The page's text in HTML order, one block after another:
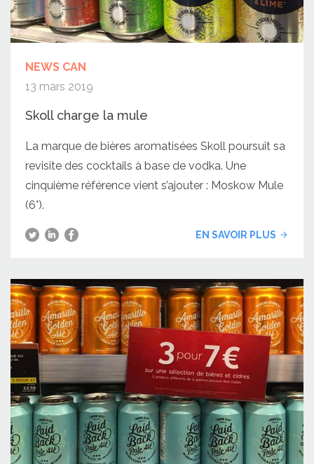
NEWS CAN
13 mars 2019
Skoll charge la mule
La marque de bières aromatisées Skoll poursuit sa
revisite des cocktails à base de vodka. Une
cinquième référence vient s’ajouter : Moskow Mule
(6°).
EN SAVOIR PLUS